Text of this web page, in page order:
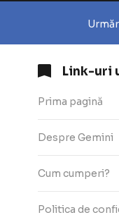
Link-uri
Prima pagină
Despre Gemini
Cum cumperi?
Politica de